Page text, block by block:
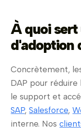
À quoi sert
d'adoption
Concrètement,
DAP pour
le support et
SAP,Salesforce,
interne. Nos